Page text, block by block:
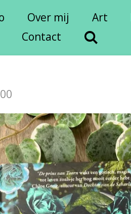
Over mij Art
Contact